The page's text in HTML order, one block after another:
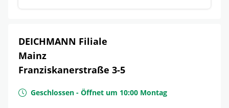
DEICHMANN Filiale
Mainz
Franziskanerstraße 3-5
Geschlossen - Öffnet um 10:00 Montag